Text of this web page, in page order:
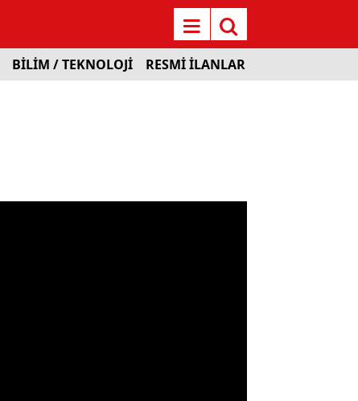
BİLİM / TEKNOLOJİ RESMİ İLANLAR